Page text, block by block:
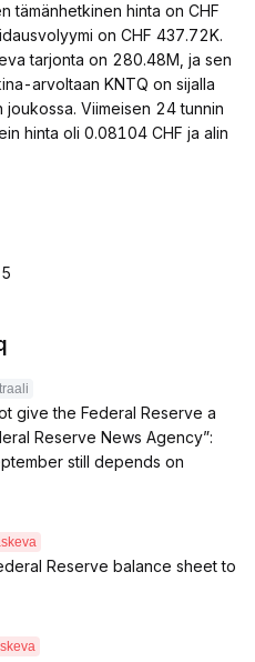
tämänhetkinen hinta on CHF
on CHF 437.72K.
tarjonta on 280.48M, ja sen
arvoltaan KNTQ on sijalla
Viimeisen 24 tunnin
hinta oli 0.08104 CHF ja alin
give the Federal Reserve a
Reserve News Agency”:
still depends on
Reserve balance sheet to